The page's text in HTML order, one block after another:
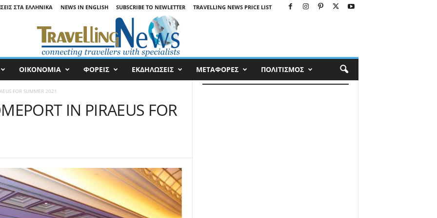
ΣΤΑ ΕΛΛΗΝΙΚΆ NEWS IN ENGLISH SUBSCRIBE TO NEWLETTER TRAVELLING NEWS PRICE LIST
ΟΙΚΟΝΟΜΙΑ ΦΟΡΕΙΣ ΕΚΔΗΛΩΣΕΙΣ ΜΕΤΑΦΟΡΕΣ ΠΟΛΙΤΙΣΜΟΣ
FOR SUMMER 2021
IN PIRAEUS FOR